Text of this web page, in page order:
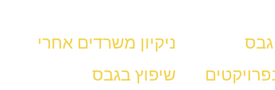
גבס
ניקיון משרדים אחרי
שיפוץ בגבס